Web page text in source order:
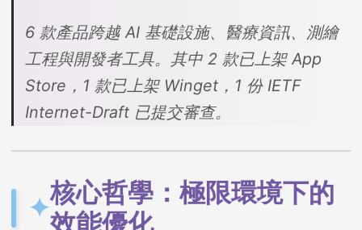
6 款產品跨越 AI 基礎設施、醫療資訊、測繪
工程與開發者工具。其中 2 款已上架 App
Store，1 款已上架 Winget，1 份 IETF
Internet-Draft 已提交審查。
✦核心哲學：極限環境下的
效能優化